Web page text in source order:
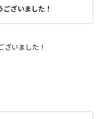
ざいました！
いました！